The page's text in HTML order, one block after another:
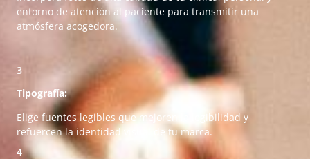
entorno de atención al paciente para transmitir una
atmósfera acogedora.
3
Tipografía:
Elige fuentes legibles que mejoren la legibilidad y
refuercen la identidad visual de tu marca.
4